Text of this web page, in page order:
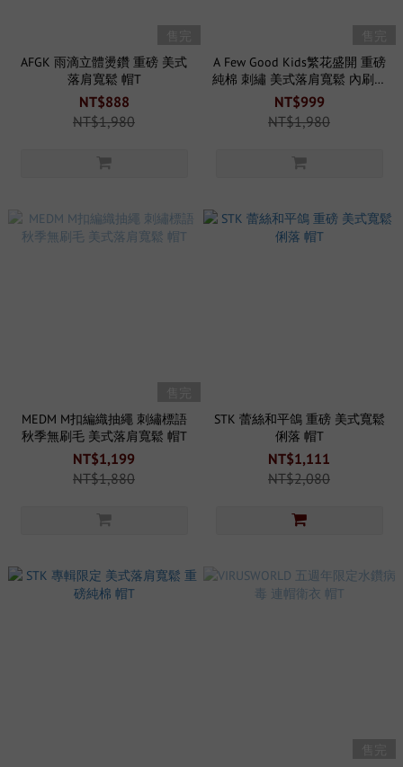
AFGK 雨滴立體燙鑽 重磅 美式
落肩寬鬆 帽T
NT$888
NT$1,980
A Few Good Kids繁花盛開 重磅
純棉 刺繡 美式落肩寬鬆 內刷毛
帽T
NT$999
NT$1,980
MEDM M扣編織抽繩 刺繡標語
秋季無刷毛 美式落肩寬鬆 帽T
NT$1,199
NT$1,880
STK 蕾絲和平鴿 重磅 美式寬鬆
俐落 帽T
NT$1,111
NT$2,080